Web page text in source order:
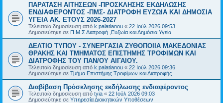
ΠΑΡΑΤΑΣΗ ΑΙΤΗΣΕΩΝ -ΠΡΟΣΚΛΗΣΗΣ ΕΚΔΗΛΩΣΗΣ
ΕΝΔΙΑΦΕΡΟΝΤΟΣ -ΠΜΣ- ΔΙΑΤΡΟΦΗ ΕΥΖΩΙΑ ΚΑΙ ΔΗΜΟΣΙΑ
ΥΓΕΙΑ AK. ETOYΣ 2026-2027
Τελευταία δημοσίευση από k.palatianou « 22 Ιούλ 2026 09:53
Δημοσιεύτηκε σε Π.Μ.Σ Διατροφή ,Ευζωία και Δημόσια Υγεία
ΔΕΛΤΙΟ ΤΥΠΟΥ - ΣΥΝΕΡΓΑΣΙΑ ΖΥΘΟΠΟΙΙΑ ΜΑΚΕΔΟΝΙΑΣ
ΘΡΑΚΗΣ ΚΑΙ ΤΜΗΜΑΤΟΣ ΕΠΙΣΤΗΜΗΣ ΤΡΟΦΙΜΩΝ ΚΑΙ
ΔΙΑΤΡΟΦΗΣ ΤΟΥ ΠΑΝ/ΟΥ ΑΙΓΑΙΟΥ.
Τελευταία δημοσίευση από k.palatianou « 22 Ιούλ 2026 09:36
Δημοσιεύτηκε σε Τμήμα Επιστήμης Τροφίμων και Διατροφής
Διαβίβαση Πρόσκλησης εκδήλωσης ενδιαφέροντος
Τελευταία δημοσίευση από tyia « 22 Ιούλ 2026 09:03
Δημοσιεύτηκε σε Υπηρεσία Διοικητικών Υποθέσεων